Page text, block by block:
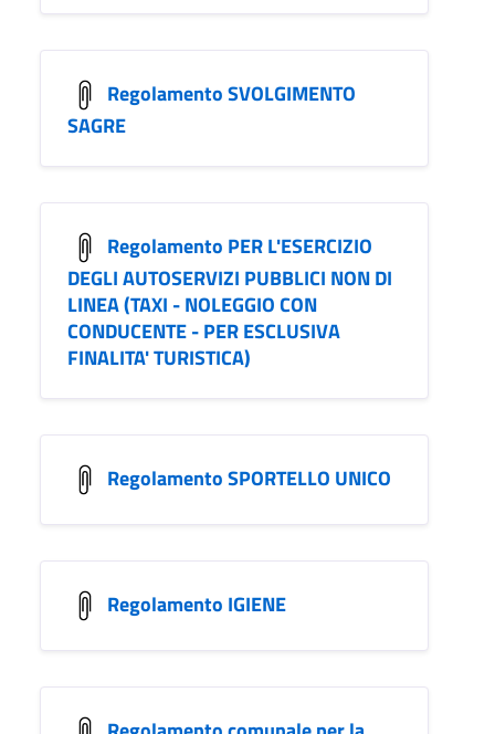
Regolamento SVOLGIMENTO
SAGRE
Regolamento PER L'ESERCIZIO
DEGLI AUTOSERVIZI PUBBLICI NON DI
LINEA (TAXI - NOLEGGIO CON
CONDUCENTE - PER ESCLUSIVA
FINALITA' TURISTICA)
Regolamento SPORTELLO UNICO
Regolamento IGIENE